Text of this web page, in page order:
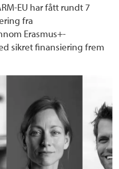
EU har fått rundt 7
fra
Erasmus+-
sikret finansiering frem